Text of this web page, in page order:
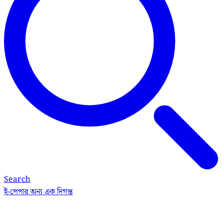
Search
ই-পেপারঅন্য এক দিগন্ত